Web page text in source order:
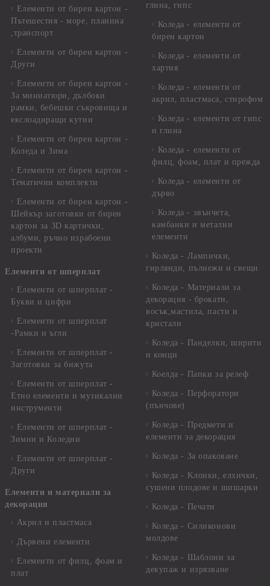
Елементи от бирен картон -
Пътешестия - море, планина
,транспорт
Елементи от бирен картон -
Други
Елементи от бирен картон -
За миниатюри, дълбоки
рамки, бебешки съкровища и
екслоадиращи кутии
Елементи от бирен картон -
Коледа и Зима
Елементи от бирен картон -
Тематични комплекти
Елементи от бирен картон -
Шейкър заготовки от бирен
картон за 3D картички,
албуми, ръчно израбоени
проекти
Елементи от шперплат
Елементи от шперплат -
Букви и цифри
Елементи от шперплат
-Рамки и ъгли
Елементи от шперплат -
Заготовки за бижута
Елементи от шперплат -
Етно елементи и музикални
инструменти
Елементи от шперплат -
Зимни и Коледни
Елементи от шперплат -
Други
Елементи и материали за
декорация
Акрил и пластмаса
Дървени елементи
Елементи от филц, фоам и
плат
глина, гипс
Коледа - елементи от
бирен картон
Коледа - елементи от
хартия
Коледа - елементи от
акрил, пластмаса, стирофом
Коледа - елементи от гипс
и глина
Коледа - елементи от
филц, фоам, плат и прежда
Коледа - елементи от
дърво
Коледа - звънчета,
камбанки и метални
елементи
Коледа - Лампички,
гирлянди, пълнежи и свещи
Коледа - Материали за
декорация - брокати,
восък,мастила, пасти и
кристали
Коледа - Панделки, ширити
и конци
Коелда - Папки за релеф
Коледа - Перфоратори
(пънчове)
Коледа - Предмети и
елементи за декорация
Коледа - За опаковане
Коледа - Kлонки, елхички,
сушени плодове и шишарки
Коледа - Печати
Коледа - Силиконови
молдове
Коледа - Шаблони за
декупаж и изрязване